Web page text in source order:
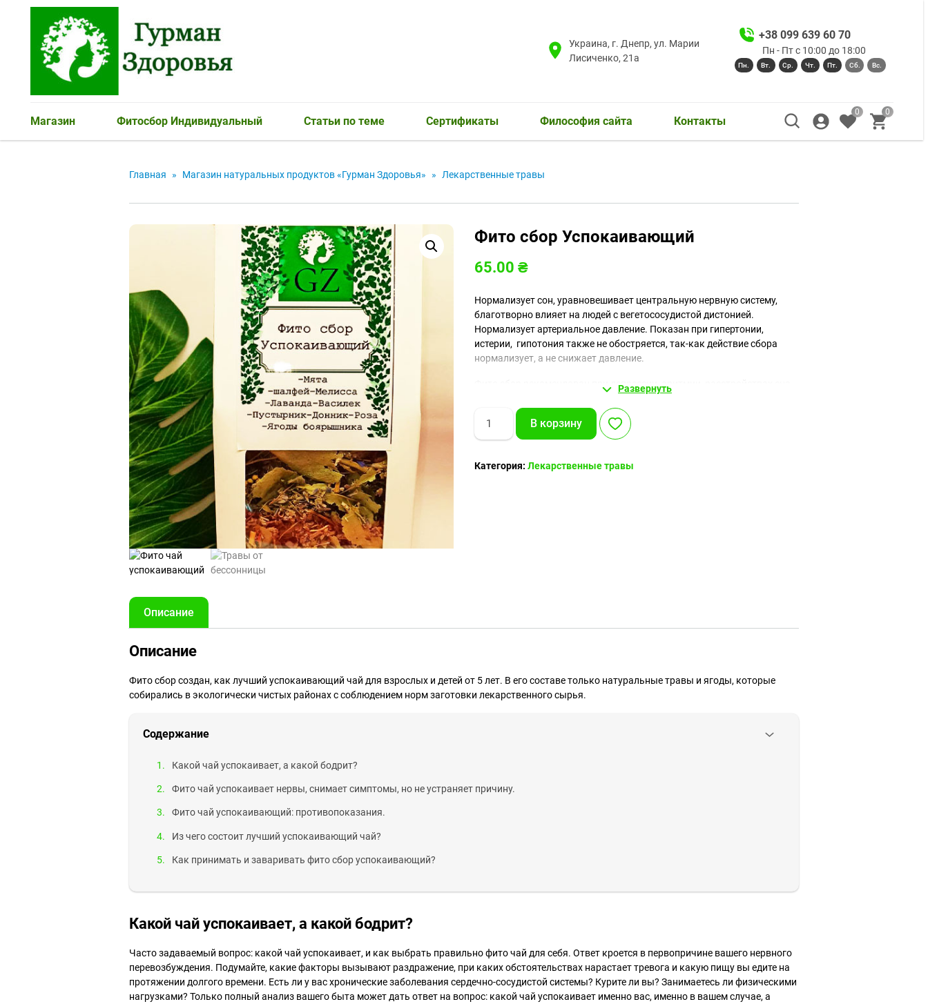
Украина, г. Днепр, ул. Марии
Лисиченко, 21а
+38 099 639 60 70
Пн - Пт с 10:00 до 18:00
Пн. Вт. Ср. Чт. Пт. Сб. Вс.
Магазин Фитосбор Индивидуальный Статьи по теме Сертификаты Философия сайта Контакты
0 0
Главная » Магазин натуральных продуктов «Гурман Здоровья» » Лекарственные травы
Фито сбор Успокаивающий
65.00 ₴
Нормализует сон, уравновешивает центральную нервную систему,
благотворно влияет на людей с вегетососудистой дистонией.
Нормализует артериальное давление. Показан при гипертонии,
истерии, гипотония также не обостряется, так-как действие сбора
нормализует, а не снижает давление.
Фито сбор рекомендован при депрессии, аритмии, расстройствах сна,
нервной дрожи и чувстве тревоги.
Развернуть
Количество
товара
сбор
В корзину
Категория: Лекарственные травы
Описание
Описание
Фито сбор создан, как лучший успокаивающий чай для взрослых и детей от 5 лет. В его составе только натуральные травы и ягоды, которые
собирались в экологически чистых районах с соблюдением норм заготовки лекарственного сырья.
Содержание
Какой чай успокаивает, а какой бодрит?
Фито чай успокаивает нервы, снимает симптомы, но не устраняет причину.
Фито чай успокаивающий: противопоказания.
Из чего состоит лучший успокаивающий чай?
Как принимать и заваривать фито сбор успокаивающий?
Какой чай успокаивает, а какой бодрит?
Часто задаваемый вопрос: какой чай успокаивает, и как выбрать правильно фито чай для себя. Ответ кроется в первопричине вашего нервного
перевозбуждения. Подумайте, какие факторы вызывают раздражение, при каких обстоятельствах нарастает тревога и какую пищу вы едите на
протяжении долгого времени. Есть ли у вас хронические заболевания сердечно-сосудистой системы? Курите ли вы? Занимаетесь ли физическими
нагрузками? Только полный анализ вашего быта может дать ответ на вопрос: какой чай успокаивает именно вас, именно в вашем случае, а